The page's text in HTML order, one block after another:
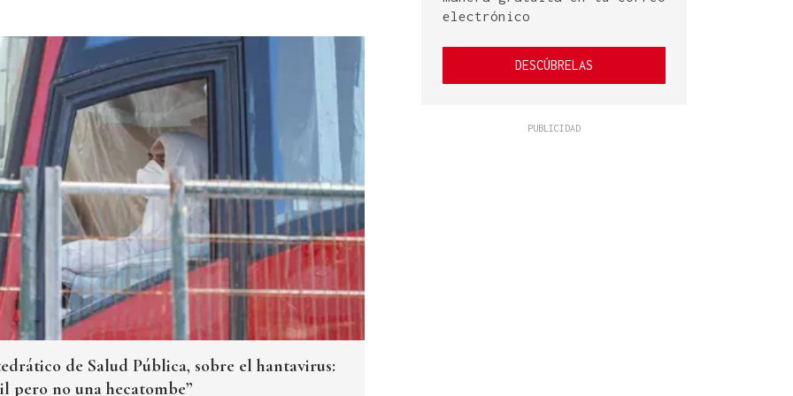
de Salud Pública, sobre el hantavirus:
pero no una hecatombe”
electrónico
DESCÚBRELAS